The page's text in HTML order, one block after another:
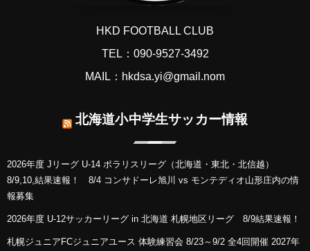
HKD FOOTBALL CLUB
TEL：090-9527-3492
MAIL：hkdsa.yi@gmail.nom
北海道小中学生サッカー情報
2026年度 Jリーグ U-14 ポラリスリーグ（北海道・東北・北信越）
8/9,10,結果速報！ 8/4 コンサドーレ旭川 vs モンテディオ山形庄内の情
報募集
2026年度 U-12サッカーリーグ in 北海道 札幌地区リーグ 8/9結果速報！
札幌ジュニアFCジュニアユース 体験練習会 8/23～9/2 全4回開催 2027年